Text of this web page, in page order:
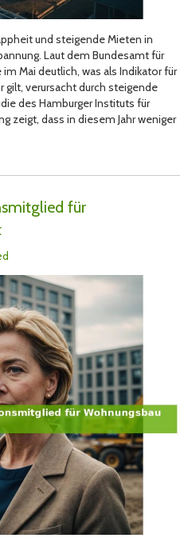
und steigende Mieten in
Laut dem Bundesamt für
Mai deutlich, was als Indikator für
verursacht durch steigende
des Hamburger Instituts für
zeigt, dass in diesem Jahr weniger
für